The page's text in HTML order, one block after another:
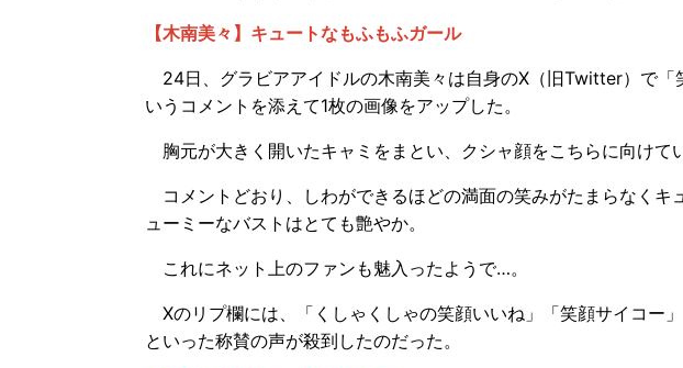
【木南美々】キュートなもふもふガール
24日、グラビアアイドルの木南美々は自身のX（旧Twitter）で「
いうコメントを添えて1枚の画像をアップした。
胸元が大きく開いたキャミをまとい、クシャ顔をこちらに向けて
コメントどおり、しわができるほどの満面の笑みがたまらなくキ
ューミーなバストはとても艶やか。
これにネット上のファンも魅入ったようで…。
Xのリプ欄には、「くしゃくしゃの笑顔いいね」「笑顔サイコー
といった称賛の声が殺到したのだった。